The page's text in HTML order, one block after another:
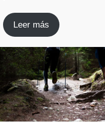
Leer más